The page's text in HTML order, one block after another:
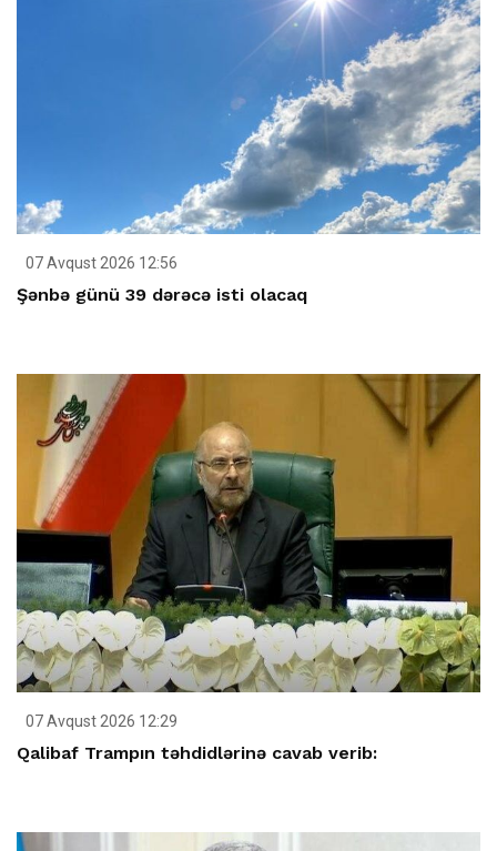
07 Avqust 2026 12:56
Şənbə günü 39 dərəcə isti olacaq
07 Avqust 2026 12:29
Qalibaf Trampın təhdidlərinə cavab verib: